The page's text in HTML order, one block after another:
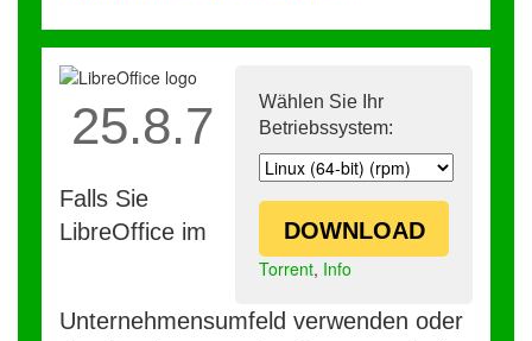
Wählen Sie Ihr
Betriebssystem:
DOWNLOAD
Torrent, Info
25.8.7
Falls Sie
LibreOffice im
Unternehmensumfeld verwenden oder